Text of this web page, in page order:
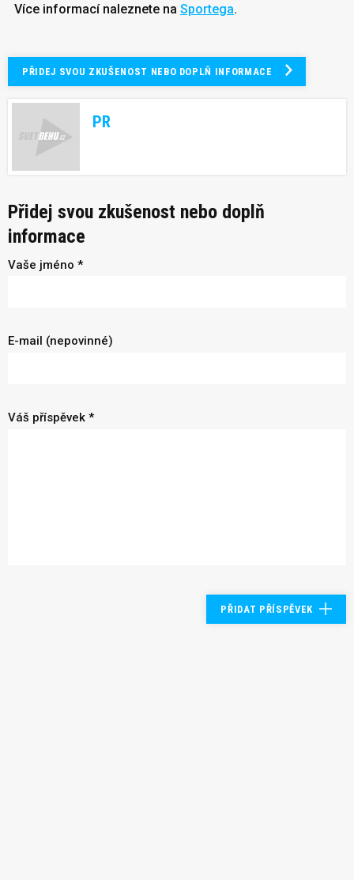
Více informací naleznete na Sportega.
PŘIDEJ SVOU ZKUŠENOST NEBO DOPLŇ INFORMACE
PR
Přidej svou zkušenost nebo doplň
informace
Vaše jméno *
E-mail (nepovinné)
Váš příspěvek *
PŘIDAT PŘÍSPĚVEK